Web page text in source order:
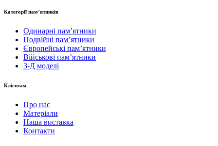
Категорії пам’ятників
Одинарні пам’ятники
Подвійні пам’ятники
Європейські пам’ятники
Військові пам’ятники
3-Д моделі
Клієнтам
Про нас
Матеріали
Наша виставка
Контакти